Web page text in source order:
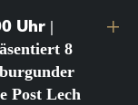
Uhr |
8
Post Lech